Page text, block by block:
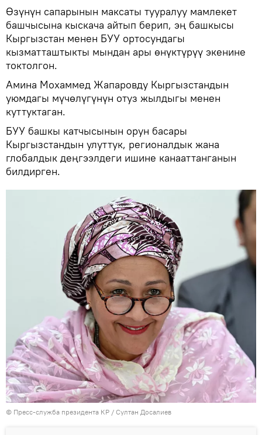
Өзүнүн сапарынын максаты тууралуу мамлекет
башчысына кыскача айтып берип, эң башкысы
Кыргызстан менен БУУ ортосундагы
кызматташтыкты мындан ары өнүктүрүү экенине
токтолгон.
Амина Мохаммед Жапаровду Кыргызстандын
уюмдагы мүчөлүгүнүн отуз жылдыгы менен
куттуктаган.
БУУ башкы катчысынын орун басары
Кыргызстандын улуттук, регионалдык жана
глобалдык деңгээлдеги ишине канааттанганын
билдирген.
© Пресс-служба президента КР / Султан Досалиев